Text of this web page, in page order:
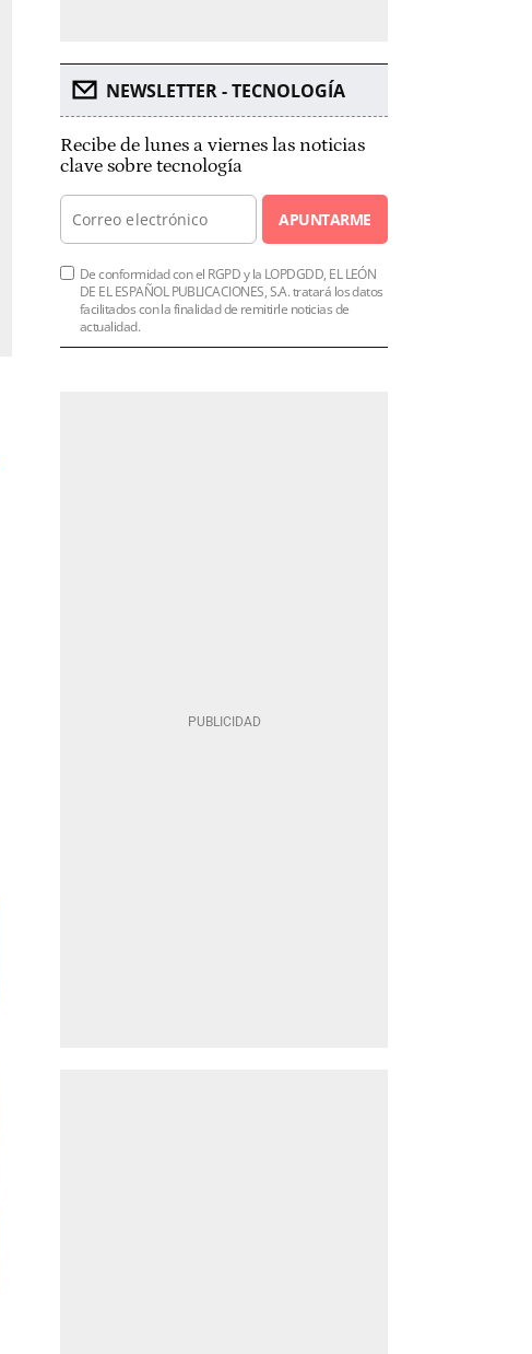
NEWSLETTER - TECNOLOGÍA
Recibe de lunes a viernes las noticias
clave sobre tecnología
APUNTARME
De conformidad con el RGPD y la LOPDGDD, EL LEÓN
DE EL ESPAÑOL PUBLICACIONES, S.A. tratará los datos
facilitados con la finalidad de remitirle noticias de
actualidad.